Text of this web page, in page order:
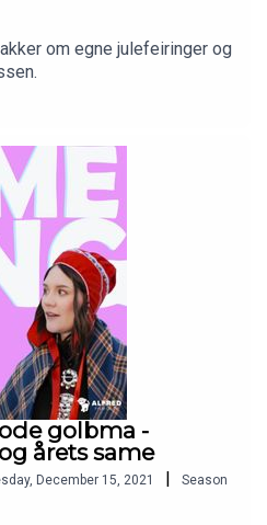
om egne julefeiringer og
golbma -
årets same
December 15, 2021
Season